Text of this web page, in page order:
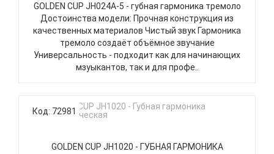
GOLDEN CUP JH024A-5 - губная гармоника тремоло
Достоинства модели: Прочная конструкция из
качественных материалов Чистый звук Гармоника
тремоло создаёт объёмное звучание
Универсальность - подходит как для начинающих
мзуыкантов, так и для профе..
Код: 72981
GOLDEN CUP JH1020 - ГУБНАЯ ГАРМОНИКА